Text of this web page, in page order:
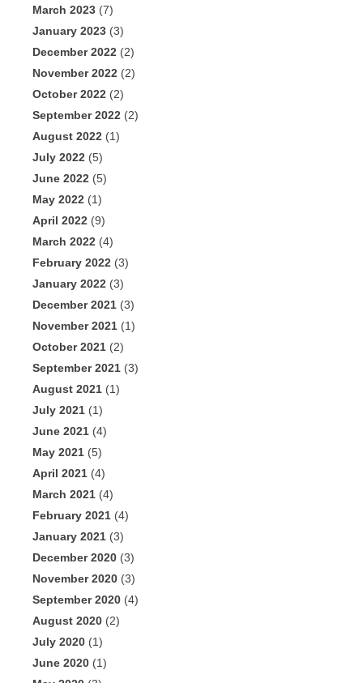
March 2023 (7)
January 2023 (3)
December 2022 (2)
November 2022 (2)
October 2022 (2)
September 2022 (2)
August 2022 (1)
July 2022 (5)
June 2022 (5)
May 2022 (1)
April 2022 (9)
March 2022 (4)
February 2022 (3)
January 2022 (3)
December 2021 (3)
November 2021 (1)
October 2021 (2)
September 2021 (3)
August 2021 (1)
July 2021 (1)
June 2021 (4)
May 2021 (5)
April 2021 (4)
March 2021 (4)
February 2021 (4)
January 2021 (3)
December 2020 (3)
November 2020 (3)
September 2020 (4)
August 2020 (2)
July 2020 (1)
June 2020 (1)